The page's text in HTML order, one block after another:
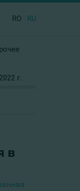
RO RU
г.
в